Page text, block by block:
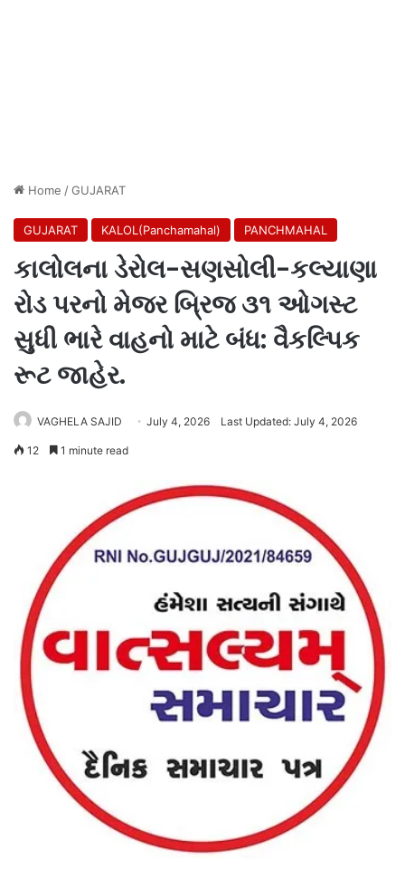
Home /GUJARAT
GUJARAT KALOL(Panchamahal) PANCHMAHAL
કાલોલના ડેરોલ-સણસોલી-કલ્યાણા
રોડ પરનો મેજર બ્રિજ ૩૧ ઓગસ્ટ
સુધી ભારે વાહનો માટે બંધ: વૈકલ્પિક
રૂટ જાહેર.
VAGHELA SAJID July 4, 2026 Last Updated: July 4, 2026
12 1 minute read